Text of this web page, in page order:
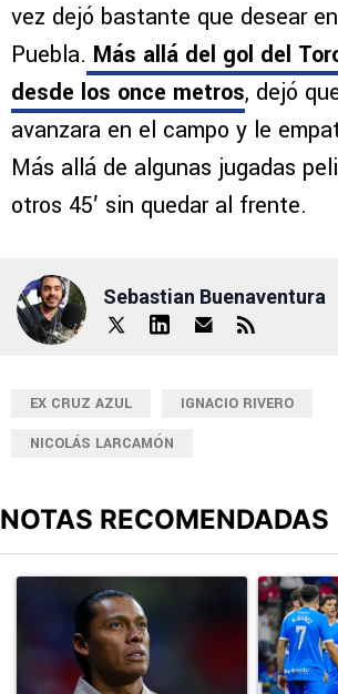
vez dejó bastante que desear
Puebla. Más allá del gol del
desde los once metros, dejó
avanzara en el campo y le
Más allá de algunas jugadas
otros 45′ sin quedar al frente.
Sebastian Buenaventura
EX CRUZ AZUL
IGNACIO RIVERO
NICOLÁS LARCAMÓN
NOTAS RECOMENDADAS
Un artículo de tendencia con el título "Con
Un